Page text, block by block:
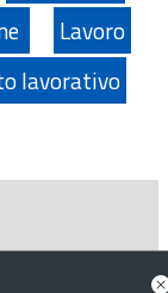
Lavoro
lavorativo